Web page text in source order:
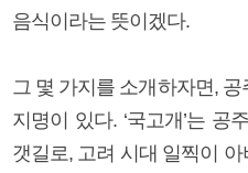
음식이라는 뜻이겠다.
그 몇 가지를 소개하자면, 공
지명이 있다. ‘국고개’는 공
갯길로, 고려 시대 일찍이